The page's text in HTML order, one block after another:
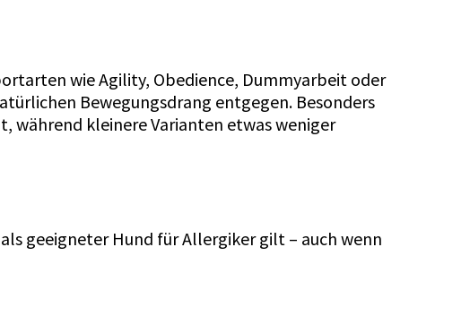
wie Agility, Obedience, Dummyarbeit oder
Bewegungsdrang entgegen. Besonders
während kleinere Varianten etwas weniger
geeigneter Hund für Allergiker gilt – auch wenn